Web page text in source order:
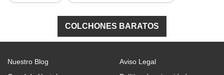
COLCHONES BARATOS
Nuestro Blog
Aviso Legal